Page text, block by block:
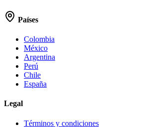
Países
Colombia
México
Argentina
Perú
Chile
España
Legal
Términos y condiciones